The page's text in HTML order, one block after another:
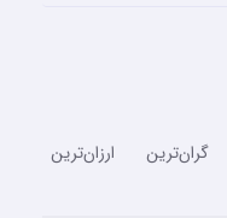
گران‌ترین ارزان‌ترین